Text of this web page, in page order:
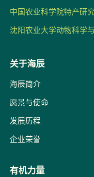
中国农业科学院特产研
沈阳农业大学动物科学
关于海辰
海辰简介
愿景与使命
发展历程
企业荣誉
有机力量